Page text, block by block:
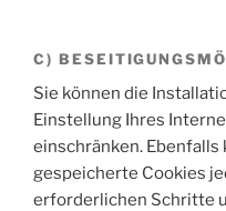
C)
Sie können die
Einstellung Ihres
einschränken. Ebenfalls
gespeicherte Cookies
erforderlichen Schritte